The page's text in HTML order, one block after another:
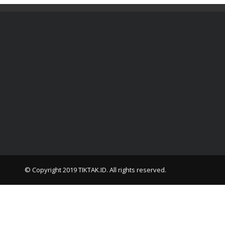
© Copyright 2019TIKTAK.ID. All rights reserved.